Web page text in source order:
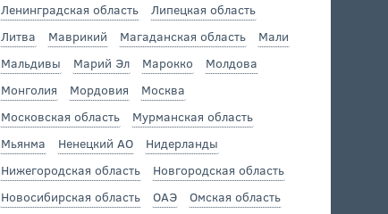
Ленинградская область
Липецкая область
Литва
Маврикий Магаданская область
Мали
Мальдивы
Марий Эл Марокко
Молдова
Монголия
Мордовия
Москва
Московская область
Мурманская область
Мьянма
Ненецкий АО
Нидерланды
Нижегородская область
Новгородская область
Новосибирская область
ОАЭ
Омская область